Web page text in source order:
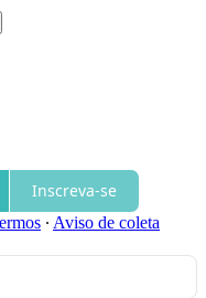
Inscreva-se
∙ Aviso de coleta